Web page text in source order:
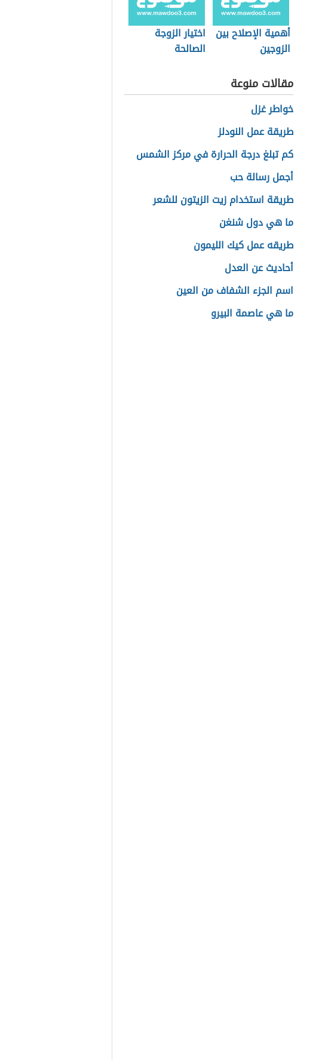
أهمية الإصلاح بين
الزوجين
اختيار الزوجة
الصالحة
مقالات منوعة
خواطر غزل
طريقة عمل النودلز
كم تبلغ درجة الحرارة في مركز الشمس
أجمل رسالة حب
طريقة استخدام زيت الزيتون للشعر
ما هي دول شنغن
طريقه عمل كيك الليمون
أحاديث عن العدل
اسم الجزء الشفاف من العين
ما هي عاصمة البيرو